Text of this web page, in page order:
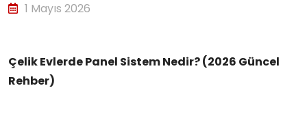
1 Mayıs 2026
Çelik Evlerde Panel Sistem Nedir? (2026 Güncel
Rehber)